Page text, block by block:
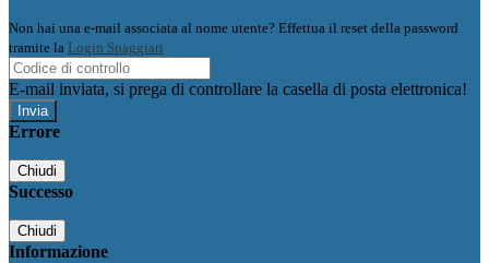
Non hai una e-mail associata al nome utente? Effettua il reset della password
tramite la Login Spaggiari
E-mail inviata, si prega di controllare la casella di posta elettronica!
Errore
Chiudi
Successo
Chiudi
Informazione